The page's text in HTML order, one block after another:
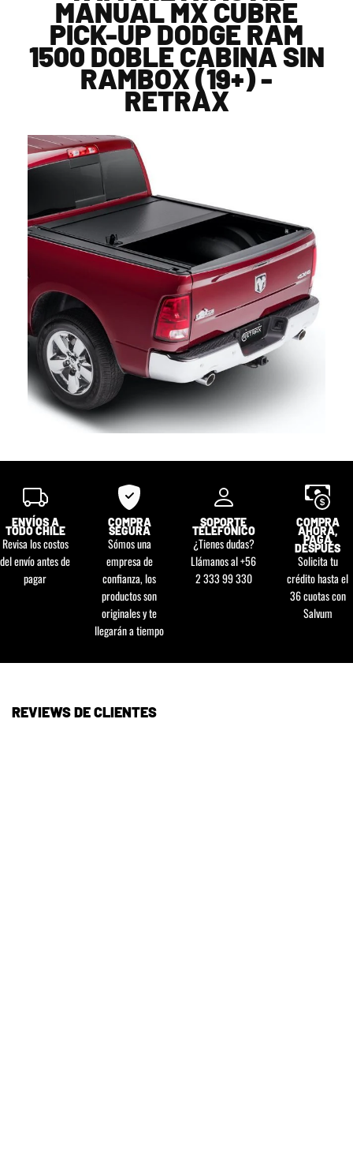
MANUAL MX CUBRE
PICK-UP DODGE RAM
1500 DOBLE CABINA SIN
RAMBOX (19+) -
RETRAX
ENVÍOS A
TODO CHILE
Revisa los costos
del envío antes de
pagar
COMPRA
SEGURA
Sómos una
empresa de
confianza, los
productos son
originales y te
llegarán a tiempo
SOPORTE
TELEFÓNICO
¿Tienes dudas?
Llámanos al +56
2 333 99 330
COMPRA
AHORA,
PAGA
DESPUÉS
Solicita tu
crédito hasta el
36 cuotas con
Salvum
REVIEWS DE CLIENTES